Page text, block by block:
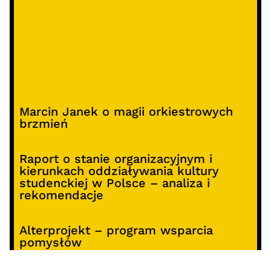
Marcin Janek o magii orkiestrowych
brzmień
Raport o stanie organizacyjnym i
kierunkach oddziaływania kultury
studenckiej w Polsce – analiza i
rekomendacje
Alterprojekt – program wsparcia
pomysłów